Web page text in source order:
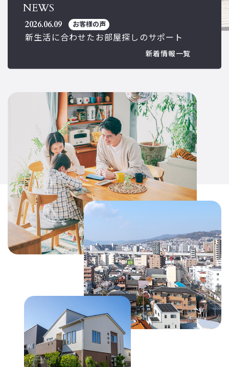
大阪府池田市槻木町7-11津田ビル2F
NEWS
お客様の声
活に合わせたお部屋探しのサポート
お
いつもお仕事
た！
新着情報一覧